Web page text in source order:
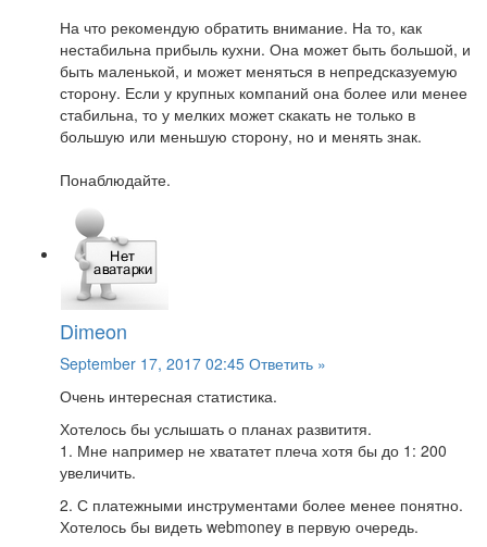
На что рекомендую обратить внимание. На то, как
нестабильна прибыль кухни. Она может быть большой, и
быть маленькой, и может меняться в непредсказуемую
сторону. Если у крупных компаний она более или менее
стабильна, то у мелких может скакать не только в
большую или меньшую сторону, но и менять знак.
Понаблюдайте.
Dimeon
September 17, 2017 02:45 Ответить »
Очень интересная статистика.
Хотелось бы услышать о планах развититя.
1. Мне например не хвататет плеча хотя бы до 1: 200
увеличить.
2. С платежными инструментами более менее понятно.
Хотелось бы видеть webmoney в первую очередь.